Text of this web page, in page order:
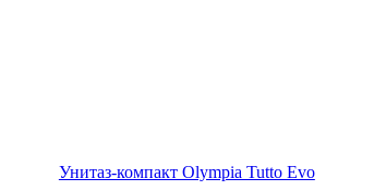
Унитаз-компакт Olympia Tutto Evo